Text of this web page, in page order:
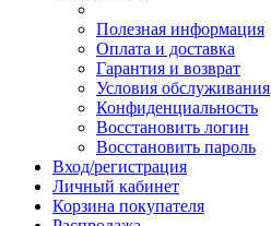
Полезная информация
Оплата и доставка
Гарантия и возврат
Условия обслуживания
Конфиденциальность
Восстановить логин
Восстановить пароль
Вход/регистрация
Личный кабинет
Корзина покупателя